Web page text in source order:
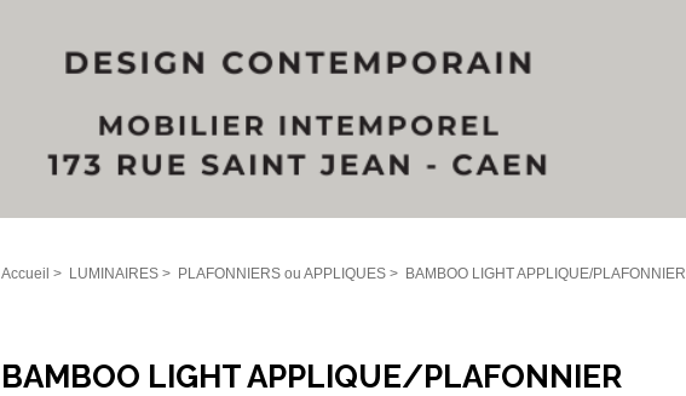
Accueil > LUMINAIRES > PLAFONNIERS ou APPLIQUES > BAMBOO LIGHT APPLIQUE/PLAFONNIER
BAMBOO LIGHT APPLIQUE/PLAFONNIER